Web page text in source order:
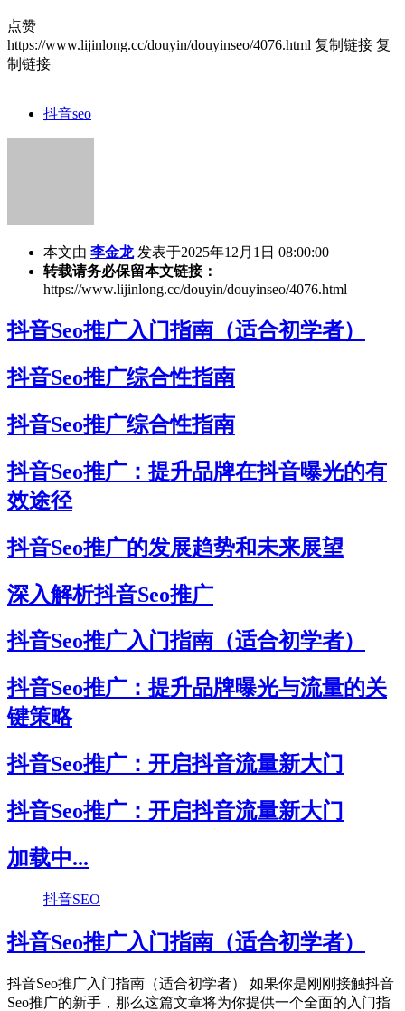
点赞
https://www.lijinlong.cc/douyin/douyinseo/4076.html 复制链接 复
制链接
抖音seo
本文由 李金龙 发表于2025年12月1日 08:00:00
转载请务必保留本文链接：
https://www.lijinlong.cc/douyin/douyinseo/4076.html
抖音Seo推广入门指南（适合初学者）
抖音Seo推广综合性指南
抖音Seo推广综合性指南
抖音Seo推广：提升品牌在抖音曝光的有
效途径
抖音Seo推广的发展趋势和未来展望
深入解析抖音Seo推广
抖音Seo推广入门指南（适合初学者）
抖音Seo推广：提升品牌曝光与流量的关
键策略
抖音Seo推广：开启抖音流量新大门
抖音Seo推广：开启抖音流量新大门
加载中...
抖音SEO
抖音Seo推广入门指南（适合初学者）
抖音Seo推广入门指南（适合初学者） 如果你是刚刚接触抖音
Seo推广的新手，那么这篇文章将为你提供一个全面的入门指